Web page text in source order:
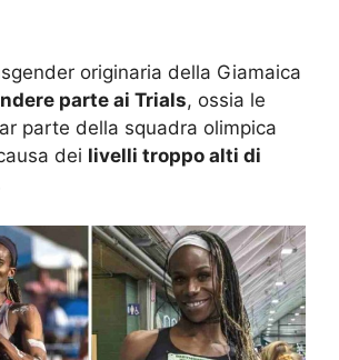
originaria della Giamaica
parte ai Trials, ossia le
parte della squadra olimpica
dei livelli troppo alti di